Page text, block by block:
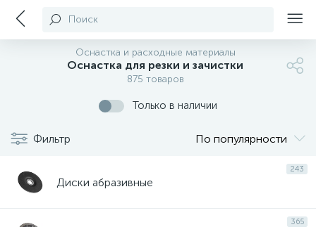
Поиск
Оснастка и расходные материалы
Оснастка для резки и зачистки
875 товаров
Только в наличии
Фильтр По популярности
243
Диски абразивные
365